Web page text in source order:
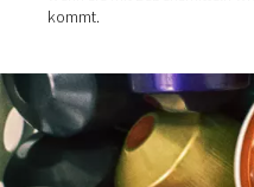
Ziel ist es,
fernzuhalten. Dies ist
Bildung von
Jeder, der kocht oder